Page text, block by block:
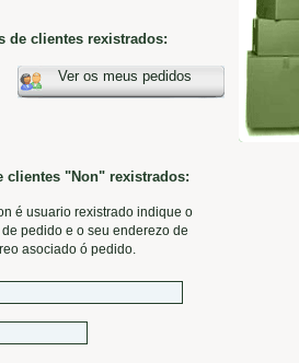
de clientes rexistrados:
Ver os meus pedidos
clientes "Non" rexistrados:
é usuario rexistrado indique o
pedido e o seu enderezo de
asociado ó pedido.